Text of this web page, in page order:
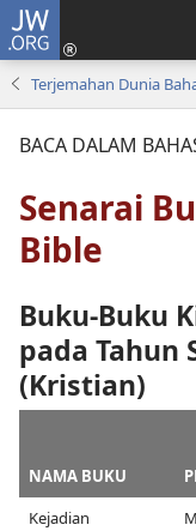
JW.ORG
Terjemahan Dunia
BACA DALAM
Senarai
Bible
Buku-Buku
pada Tahun
(Kristian)
NAMA BUKU
Kejadian